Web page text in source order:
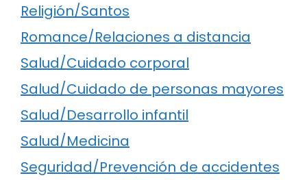
Religión/Santos
Romance/Relaciones a distancia
Salud/Cuidado corporal
Salud/Cuidado de personas mayores
Salud/Desarrollo infantil
Salud/Medicina
Seguridad/Prevención de accidentes